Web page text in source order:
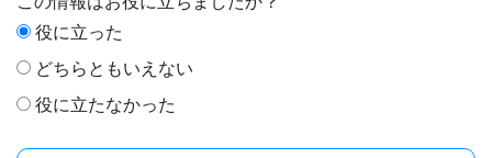
役に立った
どちらともいえない
役に立たなかった